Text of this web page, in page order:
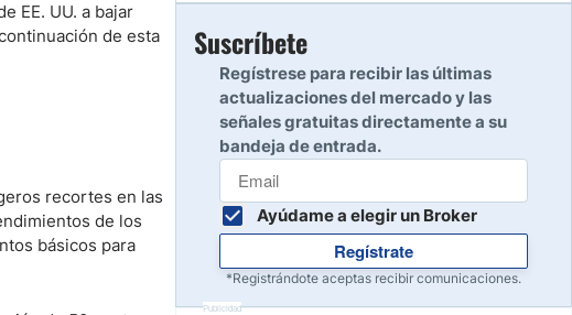
EE. UU. a bajar
de esta
recortes en las
de los
básicos para
10
Suscríbete
Regístrese para recibir las últimas
actualizaciones del mercado y las
señales gratuitas directamente a su
bandeja de entrada.
Ayúdame a elegir un Broker
Regístrate
*Registrándote aceptas recibir comunicaciones.
Publicidad